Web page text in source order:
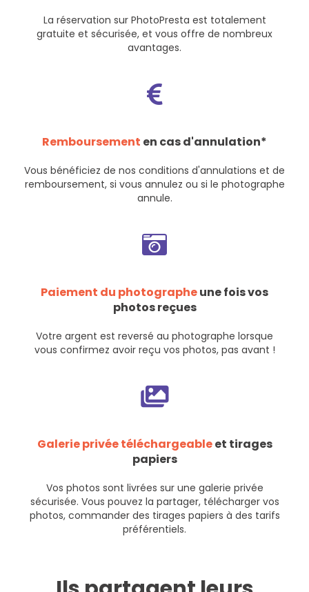
La réservation sur PhotoPresta est totalement
gratuite et sécurisée, et vous offre de nombreux
avantages.
Remboursement en cas d'annulation*
Vous bénéficiez de nos conditions d'annulations et de
remboursement, si vous annulez ou si le photographe
annule.
Paiement du photographeune fois vos
photos reçues
Votre argent est reversé au photographe lorsque
vous confirmez avoir reçu vos photos, pas avant !
Galerie privée téléchargeableet tirages
papiers
Vos photos sont livrées sur une galerie privée
sécurisée. Vous pouvez la partager, télécharger vos
photos, commander des tirages papiers à des tarifs
préférentiels.